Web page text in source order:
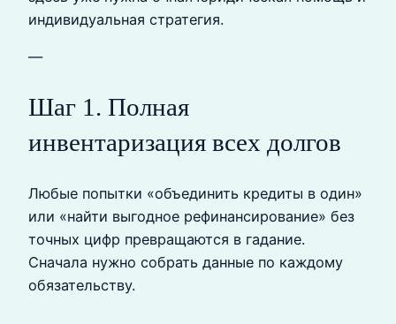
индивидуальная стратегия.
—
Шаг 1. Полная
инвентаризация всех долгов
Любые попытки «объединить кредиты в один»
или «найти выгодное рефинансирование» без
точных цифр превращаются в гадание.
Сначала нужно собрать данные по каждому
обязательству.